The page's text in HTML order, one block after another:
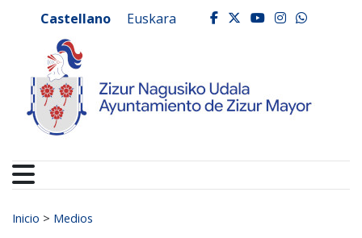
Ayuntamiento de
Castellano Euskara facebook
twitter
youtube
Buscar:
Inicio > Medios